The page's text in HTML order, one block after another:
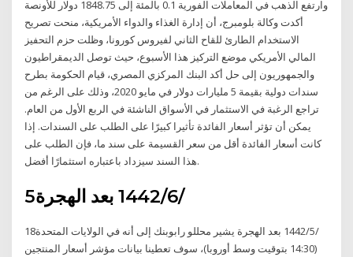
وارتفع الذهب في المعاملات الفورية 0.1 بالمئة إلى 1848.75 دولار للأونصة
أكدت وكالة بلومبرج، أن إدارة الغذاء والدواء الأمريكية، منحت تصريح
الاستخدام الطارئ للقاح الثاني لفيروس كورونا، وظلت حزم التحفيز
المالي الأمريكي موضع التركيز هذا الأسبوع، حيث توصل الديمقراطيون
والجمهوريون إلى حل أكد البنك المركزي المصري، قيام الحكومة بطرح
سندات دولية بقيمة 5 مليارات دولار في مايو 2020، وذلك على الرغم من
تراجع الرغبة في الاستثمار في الأسواق الناشئة في الربع الأول من العام.
يمكن أن تؤثر أسعار الفائدة تأثيرا كبيرًا على الطلب على السندات. إذا
كانت أسعار الفائدة أقل من سعر القسيمة على سند ما، فإن الطلب على
هذا السند سيزداد باعتباره استثمارًا أفضل.
5‏‏/6‏‏/1442 بعد الهجرة
18‏‏/5‏‏/1442 بعد الهجرة يشير محللو رابوبنك إلى أنه في الولايات المتحدة
(14:30 بتوقيت وسط أوروبا)، سوف تعطينا بيانات مؤشر أسعار المنتجين